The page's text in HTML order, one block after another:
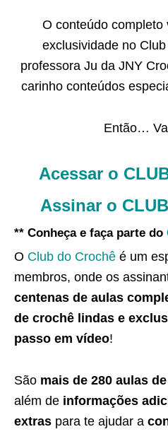
O conteúdo completo
exclusividade no
professora Ju da JNY
carinho conteúdos
Então…
Acessar o
Assinar o
** Conheça e faça parte do
O Club do Crochê é um
membros, onde os
centenas de aulas
de crochê lindas e
passo em vídeo!
São mais de 280 aulas
além de informações
extras para te ajudar a